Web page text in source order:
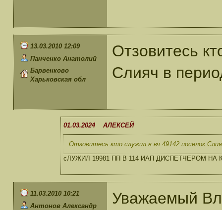
13.03.2010 12:09
Панченко Анатолий
Барвенково
Харьковская обл
Отзовитесь
Слияч в
01.03.2024 АЛЕКСЕЙ
Отзовитесь кто служил в вч 49142 поселок
сЛУЖИЛ 19981 ПП В 114 ИАП ДИСПЕТЧЕРОМ
11.03.2010 10:21
Антонов Александр
Уважаемый